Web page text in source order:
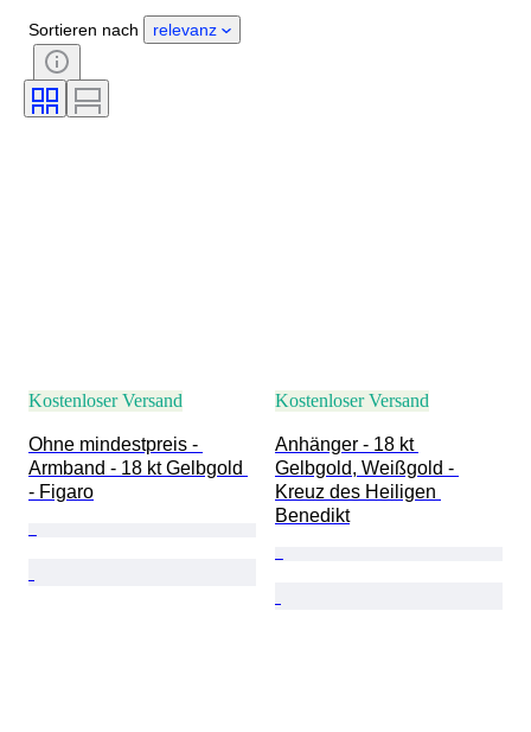
Edelstein
Feingehalt
Stil
Reinheit
Exakte Farbe
Sortieren nach relevanz
Kostenloser Versand
Ohne mindestpreis -
Armband - 18 kt Gelbgold
- Figaro
Kostenloser Versand
Anhänger - 18 kt
Gelbgold, Weißgold -
Kreuz des Heiligen
Benedikt